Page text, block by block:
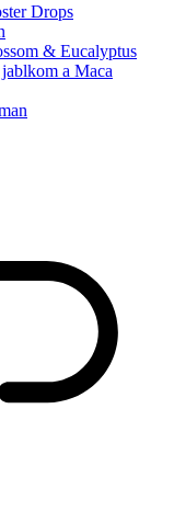
Drops
& Eucalyptus
a Maca